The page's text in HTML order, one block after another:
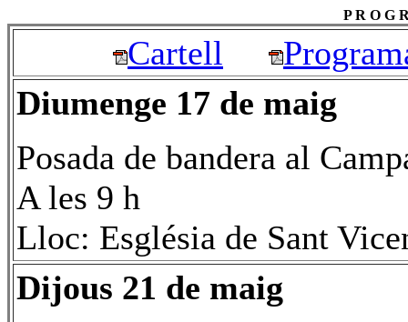
P R O G
Cartell
Diumenge 17 de maig
Posada de bandera al
A les 9 h
Lloc: Església de Sant
Dijous 21 de maig